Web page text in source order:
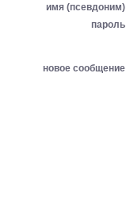
имя (псевдоним)
пароль
новое сообщение